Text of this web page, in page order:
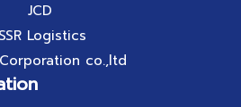
JCD
Logistics
co.,ltd